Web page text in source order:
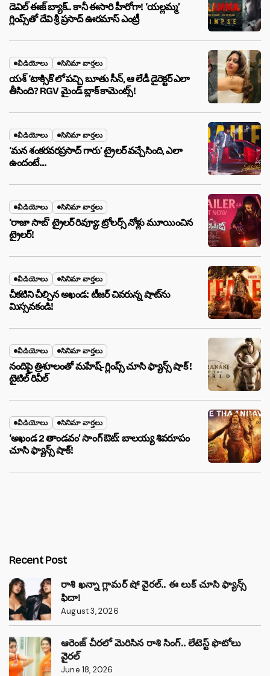
డెవిల్ ఈజ్ బ్యాక్.. కానీ ఈసారి హీరోగా! ‘యల్లమ్మ’
గ్లింప్స్‌తో దేవి శ్రీ ప్రసాద్ ఊరమాస్ ఎంట్రీ
వీడియోలు సినిమా వార్తలు
యశ్ ‘టాక్సిక్’లో పచ్చి బూతు సీన్, ఆ లేడీ డైరెక్టర్ ఎలా
తీసింది? RGV మైండ్ బ్లాక్ కామెంట్స్!
వీడియోలు సినిమా వార్తలు
‘మన శంకరవరప్రసాద్ గారు’ ట్రైలర్ వచ్చేసింది, ఎలా
ఉందంటే…
వీడియోలు సినిమా వార్తలు
‘రాజా సాబ్’ ట్రైలర్ రివ్యూ: ట్రోలర్స్ నోళ్లు మూయించిన
ట్రైలర్!
వీడియోలు సినిమా వార్తలు
చీకటిని చీల్చిన అఖండ: టీజర్ చివరున్న షాట్‌ను
మిస్సవకండి!
వీడియోలు సినిమా వార్తలు
నందిపై త్రిశూలంతో మహేష్-గ్లింప్స్ చూసి ఫ్యాన్స్ షాక్ !
టైటిల్ రివీల్
వీడియోలు సినిమా వార్తలు
‘అఖండ 2 తాండవం’ సాంగ్ ఔట్: బాలయ్య శివరూపం
చూసి ఫ్యాన్స్ షాక్!
Recent Post
రాశి ఖన్నా గ్లామర్ షో వైరల్.. ఈ లుక్ చూసి ఫ్యాన్స్
ఫిదా!
August 3, 2026
ఆరెంజ్ చీరలో మెరిసిన రాశి సింగ్.. లేటెస్ట్ ఫొటోలు
వైరల్
June 18, 2026